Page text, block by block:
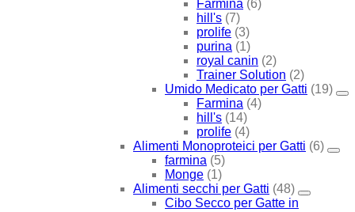
Farmina (6)
hill's (7)
prolife (3)
purina (1)
royal canin (2)
Trainer Solution (2)
Umido Medicato per Gatti (19)
Farmina (4)
hill's (14)
prolife (4)
Alimenti Monoproteici per Gatti (6)
farmina (5)
Monge (1)
Alimenti secchi per Gatti (48)
Cibo Secco per Gatte in